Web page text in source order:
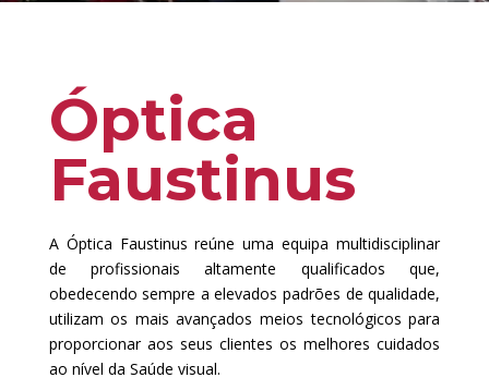
Óptica
Faustinus
A Óptica Faustinus reúne uma equipa multidisciplinar
de profissionais altamente qualificados que,
obedecendo sempre a elevados padrões de qualidade,
utilizam os mais avançados meios tecnológicos para
proporcionar aos seus clientes os melhores cuidados
ao nível da Saúde visual.